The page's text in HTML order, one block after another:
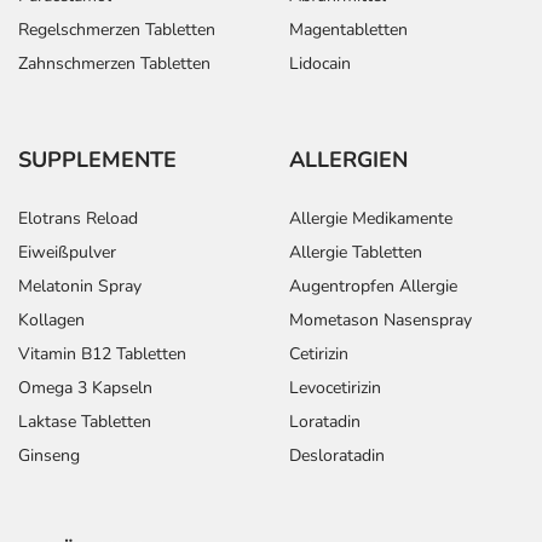
- Herzklopfen
- Herzschmerzen
- Störungen in der Erregungsleitung des Herzens vom
- Verschlechterung einer bestehenden Herzschwäche
Neigung zu Atemwegsverengungen, z.B. bei Asthma
bronchiale
- Überempfindlichkeitsreaktionen der Haut, wie:
- Juckreiz
- Hautrötung
- Hautausschlag, zum Teil auch als allergische
Reaktionen auf Licht
- Anstieg der Blutfettwerte (Serumtriglyceride)
- Schwitzen (Hyperhidrose)
Regelschmerzen Tabletten
Zahnschmerzen Tabletten
Magentabletten
Lidocain
SUPPLEMENTE
Elotrans Reload
Eiweißpulver
Melatonin Spray
Kollagen
Vitamin B12 Tabletten
Omega 3 Kapseln
Laktase Tabletten
Ginseng
ALLERGIEN
Allergie Medikamente
Allergie Tabletten
Augentropfen Allergie
Mometason Nasenspray
Cetirizin
Levocetirizin
Loratadin
Desloratadin